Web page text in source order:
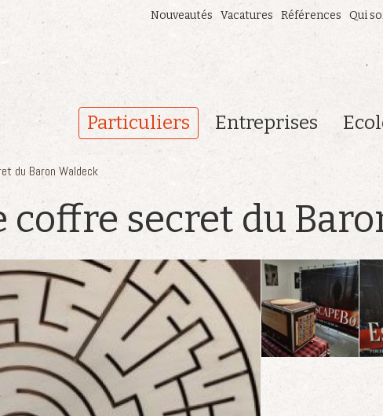
Nouveautés Vacatures Références Qui
Particuliers Entreprises
du Baron Waldeck
coffre secret du